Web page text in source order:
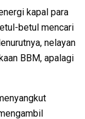
kapal para
betul mencari
nelayan
BBM, apalagi